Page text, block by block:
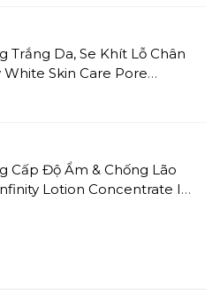
Trắng Da, Se Khít Lỗ Chân
Skin Care Pore
Cấp Độ Ẩm & Chống Lão
Lotion Concentrate I